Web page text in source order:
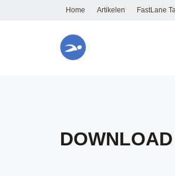
Home Artikelen FastLane